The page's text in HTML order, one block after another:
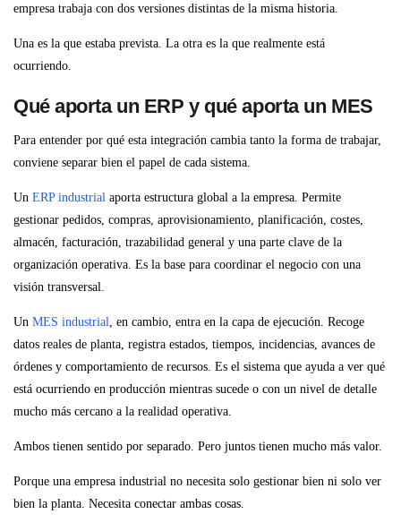
empresa trabaja con dos versiones distintas de la misma historia.
Una es la que estaba prevista. La otra es la que realmente está
ocurriendo.
Qué aporta un ERP y qué aporta un MES
Para entender por qué esta integración cambia tanto la forma de trabajar,
conviene separar bien el papel de cada sistema.
Un ERP industrial aporta estructura global a la empresa. Permite
gestionar pedidos, compras, aprovisionamiento, planificación, costes,
almacén, facturación, trazabilidad general y una parte clave de la
organización operativa. Es la base para coordinar el negocio con una
visión transversal.
Un MES industrial
, en cambio, entra en la capa de ejecución. Recoge
datos reales de planta, registra estados, tiempos, incidencias, avances de
órdenes y comportamiento de recursos. Es el sistema que ayuda a ver qué
está ocurriendo en producción mientras sucede o con un nivel de detalle
mucho más cercano a la realidad operativa.
Ambos tienen sentido por separado. Pero juntos tienen mucho más valor.
Porque una empresa industrial no necesita solo gestionar bien ni solo ver
bien la planta. Necesita conectar ambas cosas.